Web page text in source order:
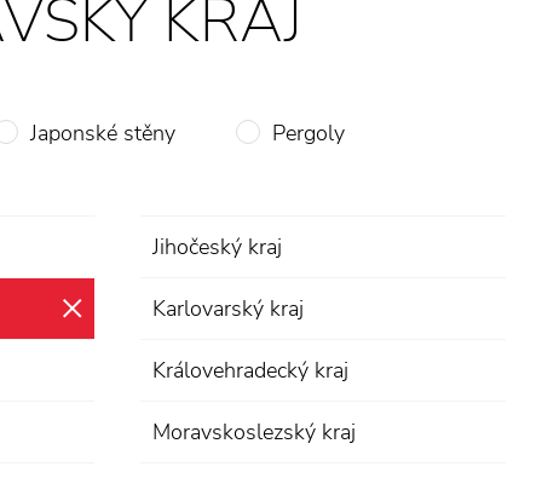
KRAJ
Japonské stěny Pergoly
Jihočeský kraj
zrušit výběr
Karlovarský kraj
Královehradecký kraj
Moravskoslezský kraj